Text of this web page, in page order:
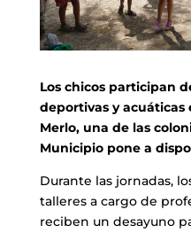
Los chicos participan
deportivas y
Merlo, una de las
Municipio pone a
Durante las jornadas,
talleres a cargo de
reciben un desayuno